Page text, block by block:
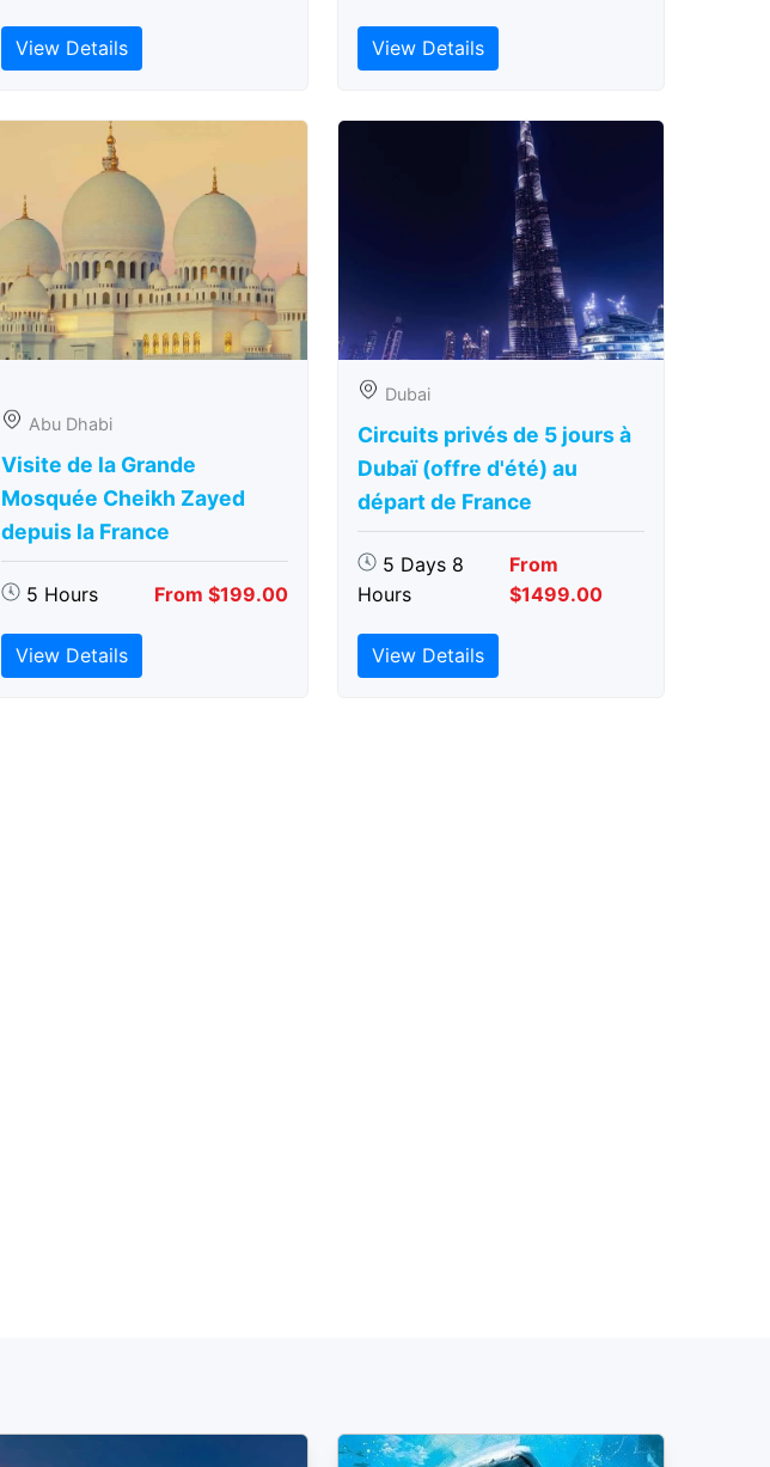
View Details View Details
Abu Dhabi
Visite de la Grande
Mosquée Cheikh Zayed
depuis la France
5 Hours From $199.00
View Details
Dubai
Circuits privés de 5 jours à
Dubaï (offre d'été) au
départ de France
5 Days 8
Hours
From
$1499.00
View Details